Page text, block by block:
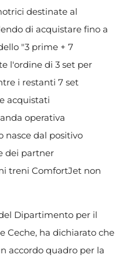
destinate al
di acquistare fino a
"3 prime + 7
l'ordine di 3 set per
i restanti 7 set
acquistati
operativa
nasce dal positivo
dei partner
treni ComfortJet non
Dipartimento per il
Ceche, ha dichiarato che
accordo quadro per la